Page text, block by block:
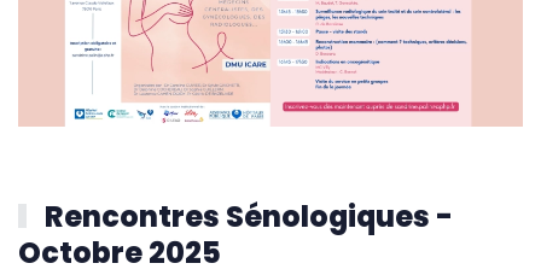
Rencontres Sénologiques -
Octobre 2025